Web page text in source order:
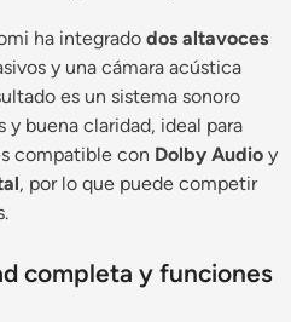
ha integrado dos altavoces
y una cámara acústica
es un sistema sonoro
buena claridad, ideal para
compatible con Dolby Audio y
, por lo que puede competir
completa y funciones